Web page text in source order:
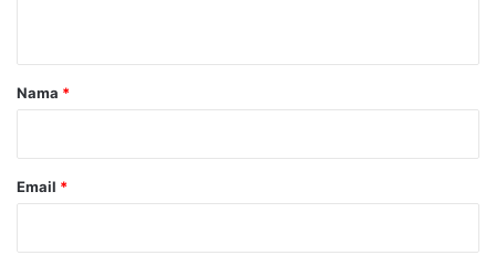
rNama *
Email *